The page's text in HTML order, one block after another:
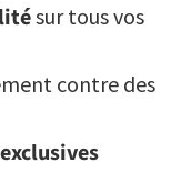
sur tous vos
contre des